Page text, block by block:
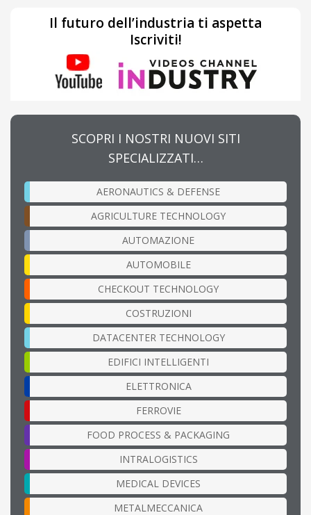
Il futuro dell’industria ti aspetta
Iscriviti!
SCOPRI I NOSTRI NUOVI SITI
SPECIALIZZATI…
AERONAUTICS & DEFENSE
AGRICULTURE TECHNOLOGY
AUTOMAZIONE
AUTOMOBILE
CHECKOUT TECHNOLOGY
COSTRUZIONI
DATACENTER TECHNOLOGY
EDIFICI INTELLIGENTI
ELETTRONICA
FERROVIE
FOOD PROCESS & PACKAGING
INTRALOGISTICS
MEDICAL DEVICES
METALMECCANICA